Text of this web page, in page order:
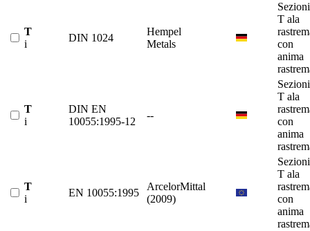
T
i
DIN 1024
Hempel
Metals
T ala
con
anima
T
i
DIN EN
10055:1995-12
--
T ala
con
anima
T
i
EN 10055:1995
ArcelorMittal
(2009)
T ala
con
anima